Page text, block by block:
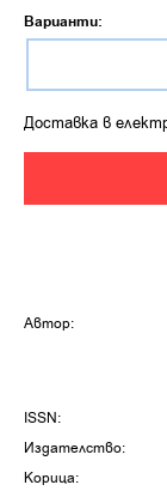
Автор:
ISSN:
Издателство:
Корица:
Варианти:
Доставка в